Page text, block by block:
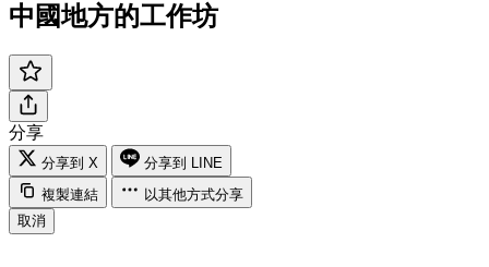
中國地方的工作坊
分享
分享到 X
分享到 LINE
複製連結
以其他方式分享
取消